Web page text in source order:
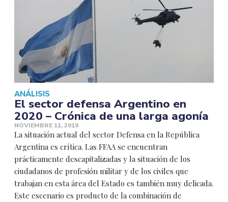
ANÁLISIS
El sector defensa Argentino en
2020 – Crónica de una larga agonía
NOVIEMBRE 11, 2019
La situación actual del sector Defensa en la República
Argentina es crítica. Las FFAA se encuentran
prácticamente descapitalizadas y la situación de los
ciudadanos de profesión militar y de los civiles que
trabajan en esta área del Estado es también muy delicada.
Este escenario es producto de la combinación de